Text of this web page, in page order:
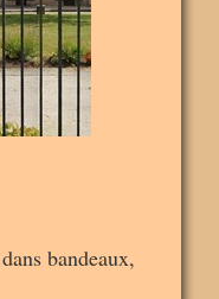
bandeaux,